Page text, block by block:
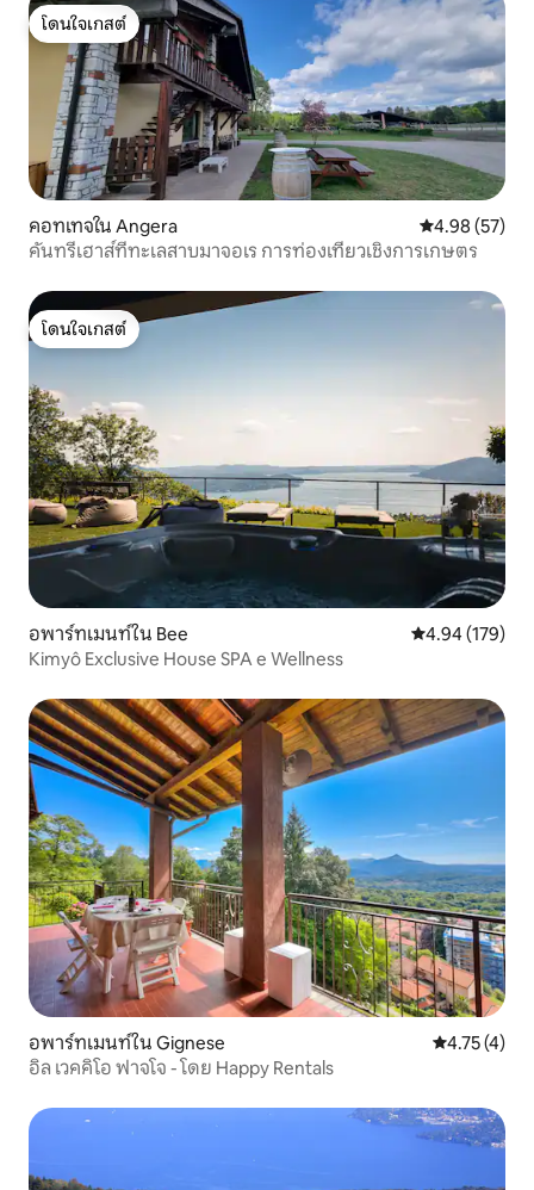
โดนใจเกสต์
โดนใจเกสต์
คอทเทจใน Angera คะแนนเฉลี่ย
4.98 (57)
คันทรีเฮาส์ที่ทะเลสาบมาจอเร การท่องเที่ยวเชิงการเกษตร
โดนใจเกสต์
โดนใจเกสต์
อพาร์ทเมนท์ใน Bee คะแนนเฉลี่ย
4.94 (179)
Kimyô Exclusive House SPA e Wellness
อพาร์ทเมนท์ใน Gignese คะแนนเฉลี่ย
4.75 (4)
อิล เวคคิโอ ฟาจโจ - โดย Happy Rentals